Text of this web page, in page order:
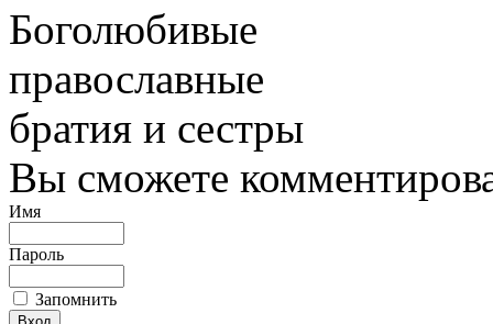
Боголюбивые
православные
братия и сестры
Вы сможете
Имя
Пароль
Запомнить